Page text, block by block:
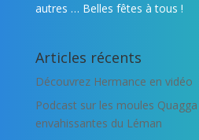
autres … Belles fêtes à tous !
Articles récents
Découvrez Hermance en vidéo
Podcast sur les moules
envahissantes du Léman